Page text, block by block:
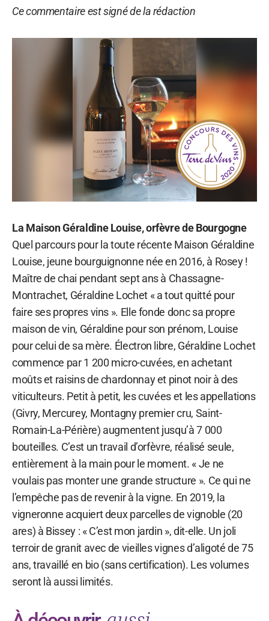
Ce commentaire est signé de la rédaction
La Maison Géraldine Louise, orfèvre de Bourgogne
Quel parcours pour la toute récente Maison Géraldine
Louise, jeune bourguignonne née en 2016, à Rosey !
Maître de chai pendant sept ans à Chassagne-
Montrachet, Géraldine Lochet « a tout quitté pour
faire ses propres vins ». Elle fonde donc sa propre
maison de vin, Géraldine pour son prénom, Louise
pour celui de sa mère. Électron libre, Géraldine Lochet
commence par 1 200 micro-cuvées, en achetant
moûts et raisins de chardonnay et pinot noir à des
viticulteurs. Petit à petit, les cuvées et les appellations
(Givry, Mercurey, Montagny premier cru, Saint-
Romain-La-Périère) augmentent jusqu’à 7 000
bouteilles. C’est un travail d’orfèvre, réalisé seule,
entièrement à la main pour le moment. « Je ne
voulais pas monter une grande structure ». Ce qui ne
l’empêche pas de revenir à la vigne. En 2019, la
vigneronne acquiert deux parcelles de vignoble (20
ares) à Bissey : « C’est mon jardin », dit-elle. Un joli
terroir de granit avec de vieilles vignes d’aligoté de 75
ans, travaillé en bio (sans certification). Les volumes
seront là aussi limités.